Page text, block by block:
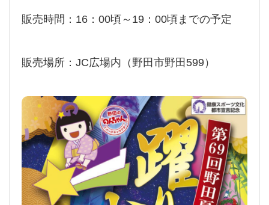
販売時間：16：00頃～19：00頃までの予定
販売場所：JC広場内（野田市野田599）